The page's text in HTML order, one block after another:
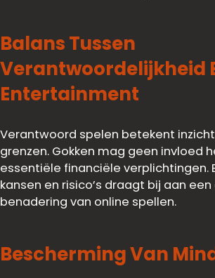
Balans Tussen
Verantwoordelijkheid
Entertainment
Verantwoord spelen betekent
grenzen. Gokken mag geen invloed
essentiële financiële verplichtingen.
kansen en risico’s draagt bij aan
benadering van online spellen.
Bescherming Van